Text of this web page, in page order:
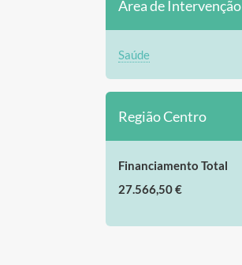
Área de Intervenção
Saúde
Região Centro
Financiamento Total
27.566,50 €